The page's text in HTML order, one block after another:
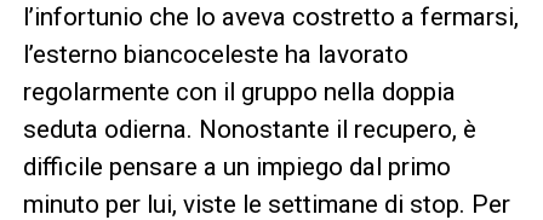
l’infortunio che lo aveva costretto a fermarsi,
l’esterno biancoceleste ha lavorato
regolarmente con il gruppo nella doppia
seduta odierna. Nonostante il recupero, è
difficile pensare a un impiego dal primo
minuto per lui, viste le settimane di stop. Per